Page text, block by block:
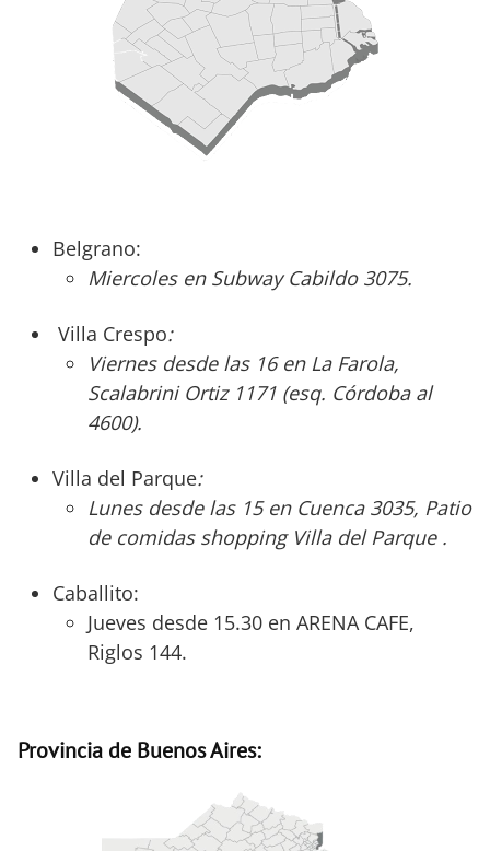
Belgrano:
Miercoles en Subway Cabildo 3075.
Villa Crespo:
Viernes desde las 16 en La Farola,
Scalabrini Ortiz 1171 (esq. Córdoba al
4600).
Villa del Parque:
Lunes desde las 15 en Cuenca 3035, Patio
de comidas shopping Villa del Parque .
Caballito:
Jueves desde 15.30 en ARENA CAFE,
Riglos 144.
Provincia de Buenos Aires: